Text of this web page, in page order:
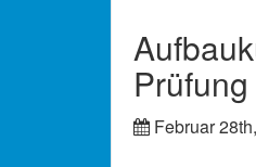
Prüfung
Februar